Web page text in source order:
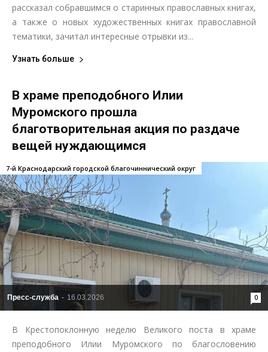
рассказал собравшимся о старинных православных книгах,
а также о новых художественных книгах православной
тематики, зачитал интересные отрывки из...
Узнать больше
В храме преподобного Илии
Муромского прошла
благотворительная акция по раздаче
вещей нуждающимся
Пресс-служба - 16.03.2026 0
7-й Краснодарский городской благочиннический округ
В Крестопоклонную неделю Великого поста в храме
преподобного Илии Муромского по благословению